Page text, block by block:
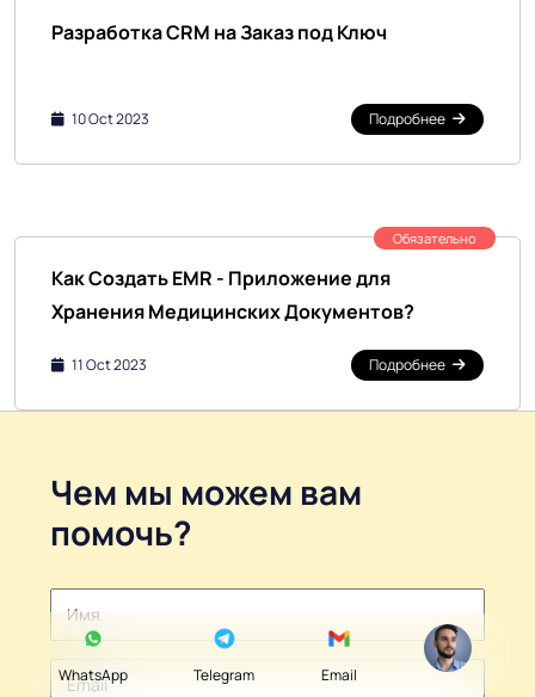
Разработка CRM на Заказ под Ключ
10 Oct 2023 Подробнее
Обязательно
Как Создать EMR - Приложение для
Хранения Медицинских Документов?
11 Oct 2023 Подробнее
Чем мы можем вам
помочь?
WhatsApp Telegram Email